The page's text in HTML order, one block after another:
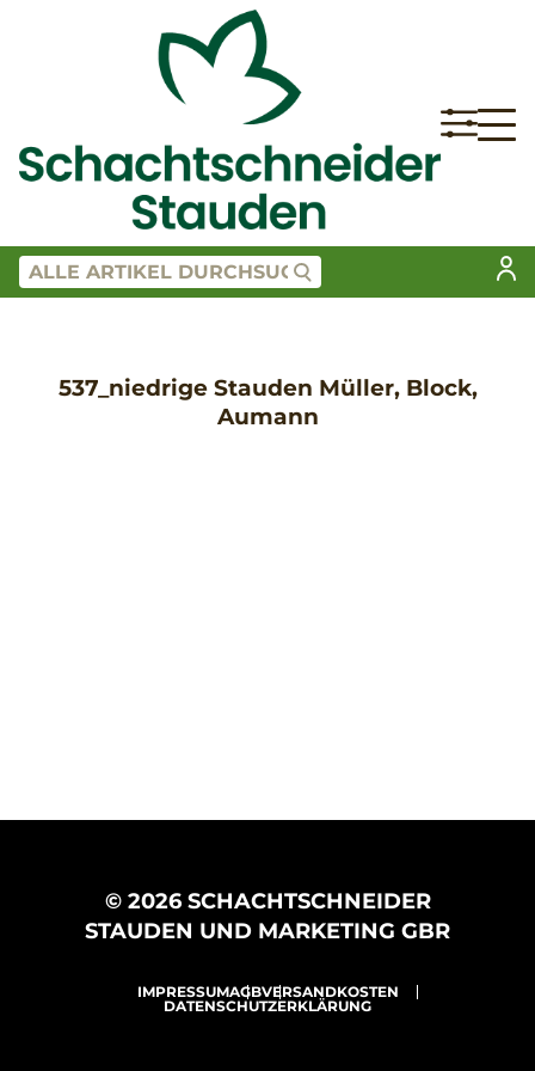
537_niedrige Stauden Müller, Block,
Aumann
© 2026 SCHACHTSCHNEIDER
STAUDEN UND MARKETING GBR
IMPRESSUMAGBVERSANDKOSTEN
DATENSCHUTZERKLÄRUNG